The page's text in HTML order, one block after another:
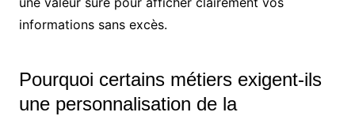
informations sans excès.
Pourquoi certains métiers exigent-ils
une personnalisation de la